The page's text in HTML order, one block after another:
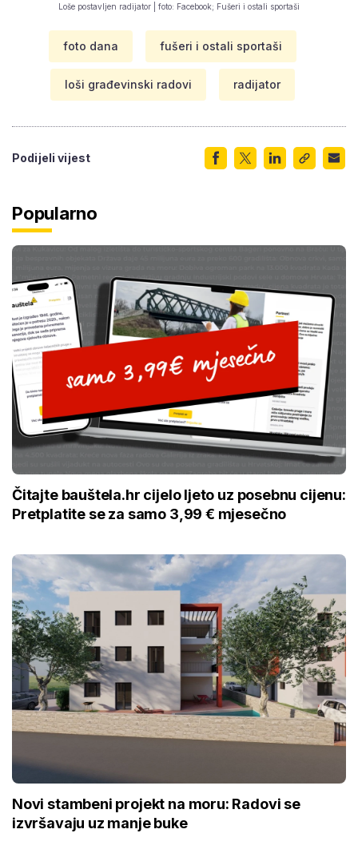
Loše postavljen radijator | foto: Facebook; Fušeri i ostali sportaši
foto dana fušeri i ostali sportaši
loši građevinski radovi radijator
Podijeli vijest
Popularno
Čitajte bauštela.hr cijelo ljeto uz posebnu cijenu:
Pretplatite se za samo 3,99 € mjesečno
Novi stambeni projekt na moru: Radovi se
izvršavaju uz manje buke